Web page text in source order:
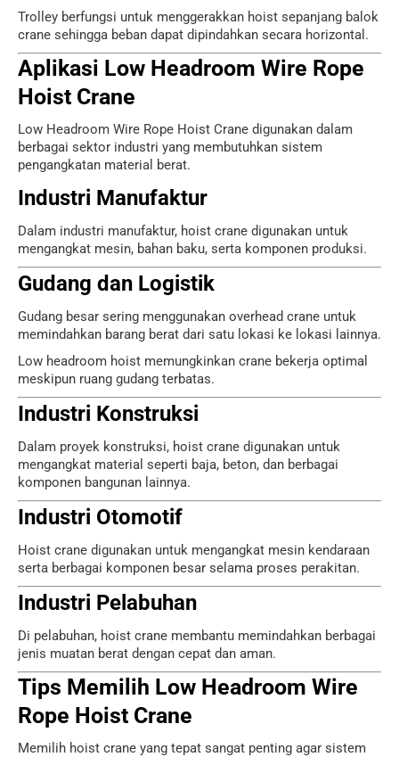
Trolley berfungsi untuk menggerakkan hoist sepanjang balok
crane sehingga beban dapat dipindahkan secara horizontal.
Aplikasi Low Headroom Wire Rope
Hoist Crane
Low Headroom Wire Rope Hoist Crane digunakan dalam
berbagai sektor industri yang membutuhkan sistem
pengangkatan material berat.
Industri Manufaktur
Dalam industri manufaktur, hoist crane digunakan untuk
mengangkat mesin, bahan baku, serta komponen produksi.
Gudang dan Logistik
Gudang besar sering menggunakan overhead crane untuk
memindahkan barang berat dari satu lokasi ke lokasi lainnya.
Low headroom hoist memungkinkan crane bekerja optimal
meskipun ruang gudang terbatas.
Industri Konstruksi
Dalam proyek konstruksi, hoist crane digunakan untuk
mengangkat material seperti baja, beton, dan berbagai
komponen bangunan lainnya.
Industri Otomotif
Hoist crane digunakan untuk mengangkat mesin kendaraan
serta berbagai komponen besar selama proses perakitan.
Industri Pelabuhan
Di pelabuhan, hoist crane membantu memindahkan berbagai
jenis muatan berat dengan cepat dan aman.
Tips Memilih Low Headroom Wire
Rope Hoist Crane
Memilih hoist crane yang tepat sangat penting agar sistem